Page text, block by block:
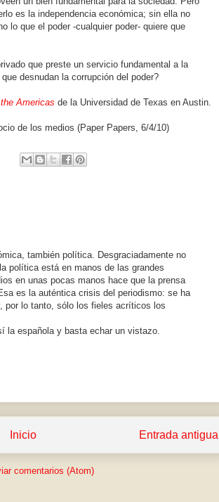
es la independencia económica; sin ella no
lo que el poder -cualquier poder- quiere que
que preste un servicio fundamental a la
desnudan la corrupción del poder?
Americas de la Universidad de Texas en Austin.
de los medios (Paper Papers, 6/4/10)
también política. Desgraciadamente no
política está en manos de las grandes
en unas pocas manos hace que la prensa
es la auténtica crisis del periodismo: se ha
por lo tanto, sólo los fieles acríticos los
la española y basta echar un vistazo.
Entrada antigua
Inicio
comentarios (Atom)